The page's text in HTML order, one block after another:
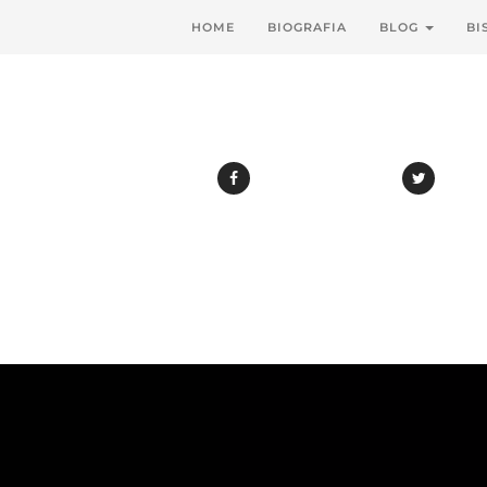
HOME BIOGRAFIA BLOG